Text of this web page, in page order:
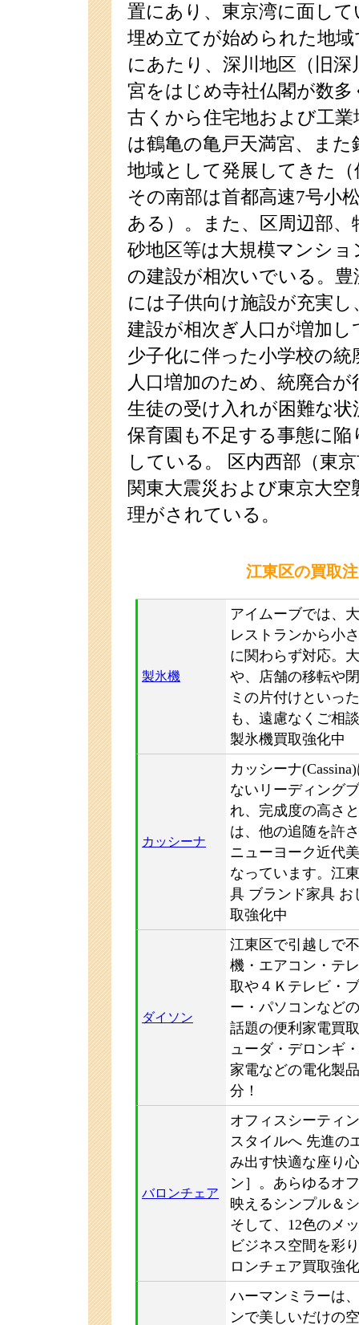
置にあり、東京湾に面し
埋め立てが始められた地
にあたり、深川地区（旧
宮をはじめ寺社仏閣が数
古くから住宅地および工
は鶴亀の亀戸天満宮、また
地域として発展してきた
その南部は首都高速7号小
ある）。また、区周辺部
砂地区等は大規模マンシ
の建設が相次いでいる。
には子供向け施設が充実
建設が相次ぎ人口が増加
少子化に伴った小学校の
人口増加のため、統廃合
生徒の受け入れが困難な
保育園も不足する事態に陥
している。 区内西部（東
関東大震災および東京大
理がされている。
江東区の買取
製氷機
アイムーブでは、
レストランから小
に関わらず対応。
や、店舗の移転や
ミの片付けといっ
も、遠慮なくご相
製氷機買取強化中
カッシーナ
カッシーナ
ないリーディング
れ、完成度の高さ
は、他の追随を許
ニューヨーク近代
なっています。江
具 ブランド家具 お
取強化中
ダイソン
江東区で引越しで
機・エアコン・テ
取や４Ｋテレビ・
ー・パソコンなど
話題の便利家電買
ューダ・デロンギ
家電などの電化製
分！
バロンチェア
オフィスシーティ
スタイルへ 先進の
み出す快適な座り
ン］。あらゆるオ
映えるシンプル＆
そして、12色のメ
ビジネス空間を彩
ロンチェア買取強
ハーマンミラーは
ンで美しいだけの